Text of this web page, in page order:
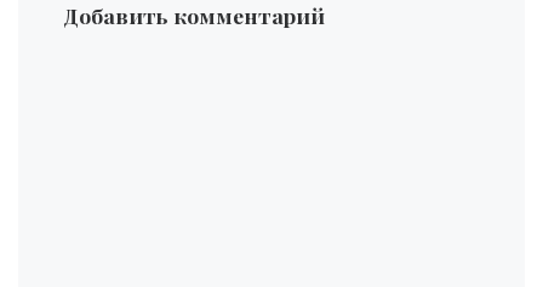
Добавить комментарий